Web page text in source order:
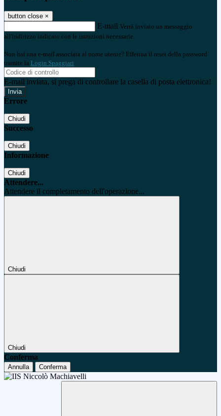
button close ×
E-mail Verrà inviato un messaggio
all'indirizzo indicato con le istruzioni necessarie.
Non hai una e-mail associata al nome utente? Effettua il reset della password
tramite la Login Spaggiari
E-mail inviata, si prega di controllare la casella di posta elettronica!
Errore
Chiudi
Successo
Chiudi
Informazione
Chiudi
Attendere...
Attendere il completamento dell'operazione...
Chiudi
Chiudi
Conferma
Annulla Conferma